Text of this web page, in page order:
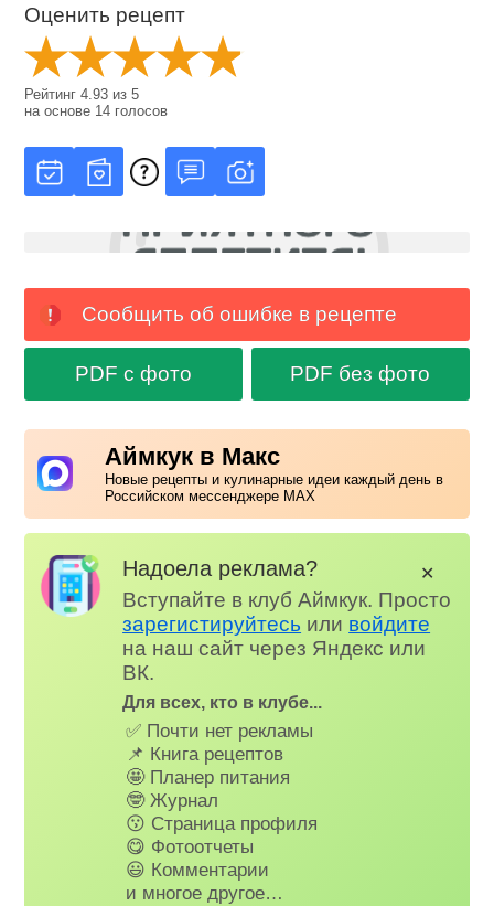
Оценить рецепт
Рейтинг4.93 из5
на основе 14 голосов
Сообщить об ошибке в рецепте
PDF с фото PDF без фото
Аймкук в Макс
Новые рецепты и кулинарные идеи каждый день в
Российском мессенджере MAX
Надоела реклама?
Вступайте в клуб Аймкук. Просто
зарегистируйтесь или войдите
на наш сайт через Яндекс или
ВК.
Для всех, кто в клубе...
✅ Почти нет рекламы
📌 Книга рецептов
🤩 Планер питания
🤓 Журнал
😗 Страница профиля
😋 Фотоотчеты
😃 Комментарии
и многое другое…
✕